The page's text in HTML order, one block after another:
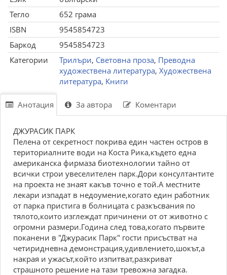
Тегло
652 грама
ISBN
9545854723
Баркод
9545854723
Категории
Трилъри, Световна проза, Преводна
художествена литература, Художествена
литература, Книги
Анотация За автора Коментари
ДЖУРАСИК ПАРК
Пелена от секретност покрива един частен остров в
териториалните води на Коста Рика,където една
американска фирмаза биотехнологии тайно от
всички строи увеселителен парк.Дори консултантите
на проекта не знаят какъв точно е той.А местните
лекари изпадат в недоумение,когато един работник
от парка пристига в болницата с разкъсвания по
тялото,които изглеждат причинени от от животно с
огромни размери.Година след това,когато първите
поканени в "Джурасик Парк" гости присъстват на
четиридневна демонстрация,удивлението,шокът,а
накрая и ужасът,който изпитват,разкриват
страшното решение на тази тревожна загадка.